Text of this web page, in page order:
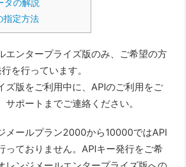
タの解説
指定方法
エンタープライズ版のみ、ご希望の方
を行っています。
ズ版をご利用中に、APIのご利用をご
サポートまでご連絡ください。
メールプラン2000から10000ではAPI
っておりません。APIキー発行をご希